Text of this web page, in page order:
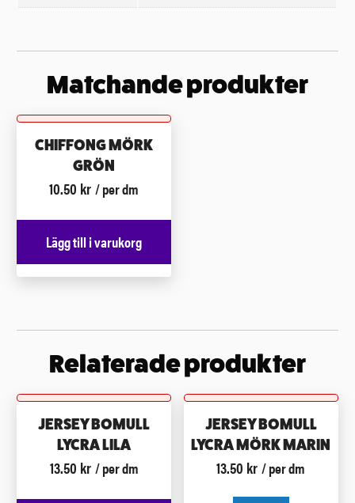
Matchande produkter
CHIFFONG MÖRK
GRÖN
10.50 kr / per dm
Lägg till i varukorg
Relaterade produkter
JERSEY BOMULL
LYCRA LILA
13.50 kr / per dm
JERSEY BOMULL
LYCRA MÖRK MARIN
13.50 kr / per dm